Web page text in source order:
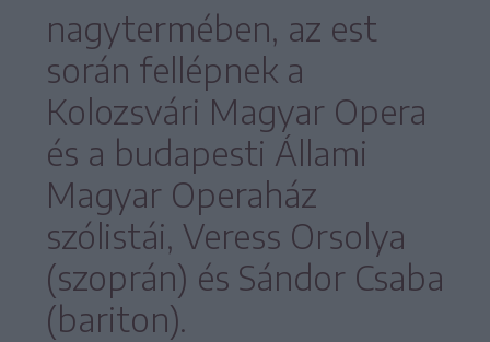
nagytermében, az est
során fellépnek a
Kolozsvári Magyar Opera
és a budapesti Állami
Magyar Operaház
szólistái, Veress Orsolya
(szoprán) és Sándor Csaba
(bariton).